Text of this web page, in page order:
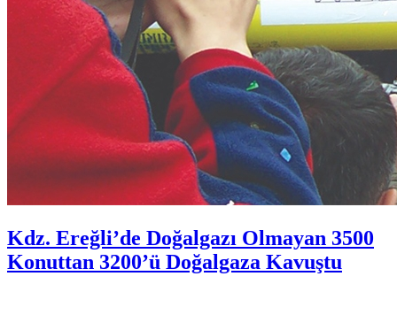
Kdz. Ereğli’de Doğalgazı Olmayan 3500
Konuttan 3200’ü Doğalgaza Kavuştu